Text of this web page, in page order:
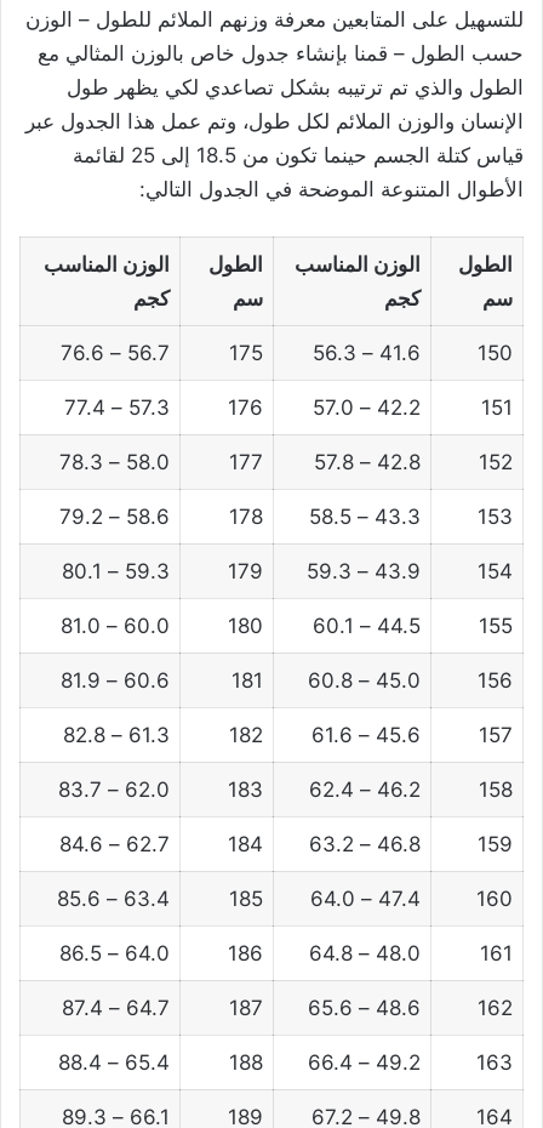
للتسهيل على المتابعين معرفة وزنهم الملائم للطول – الوزن
حسب الطول – قمنا بإنشاء جدول خاص بالوزن المثالي مع
الطول والذي تم ترتيبه بشكل تصاعدي لكي يظهر طول
الإنسان والوزن الملائم لكل طول، وتم عمل هذا الجدول عبر
قياس كتلة الجسم حينما تكون من 18.5 إلى 25 لقائمة
الأطوال المتنوعة الموضحة في الجدول التالي:
الطول
سم
الوزن المناسب
كجم
الطول
سم
الوزن المناسب
كجم
150
41.6 – 56.3
175
56.7 – 76.6
151
42.2 – 57.0
176
57.3 – 77.4
152
42.8 – 57.8
177
58.0 – 78.3
153
43.3 – 58.5
178
58.6 – 79.2
154
43.9 – 59.3
179
59.3 – 80.1
155
44.5 – 60.1
180
60.0 – 81.0
156
45.0 – 60.8
181
60.6 – 81.9
157
45.6 – 61.6
182
61.3 – 82.8
158
46.2 – 62.4
183
62.0 – 83.7
159
46.8 – 63.2
184
62.7 – 84.6
160
47.4 – 64.0
185
63.4 – 85.6
161
48.0 – 64.8
186
64.0 – 86.5
162
48.6 – 65.6
187
64.7 – 87.4
163
49.2 – 66.4
188
65.4 – 88.4
164
49.8 – 67.2
189
66.1 – 89.3